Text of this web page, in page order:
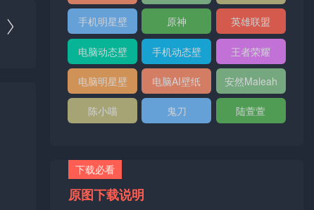

纸
纸
手机明星壁
纸
原神 英雄联盟
电脑动态壁
纸
手机动态壁
纸
王者荣耀
电脑明星壁
纸
电脑AI壁纸 安然Maleah
陈小喵 鬼刀 陆萱萱
下载必看
原图下载说明